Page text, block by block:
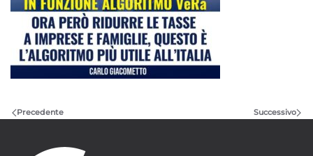
Precedente Successivo